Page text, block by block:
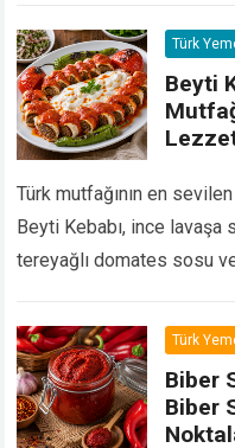
Türk
Beyti
Türk mutfağının en
Beyti Kebabı, ince lavaşa
tereyağlı domates sosu
Türk
Biber
Biber